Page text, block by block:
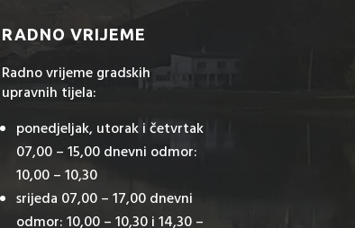
RADNO VRIJEME
Radno vrijeme gradskih
upravnih tijela:
ponedjeljak, utorak i četvrtak
07,00 – 15,00 dnevni odmor:
10,00 – 10,30
srijeda 07,00 – 17,00 dnevni
odmor: 10,00 – 10,30 i 14,30 –